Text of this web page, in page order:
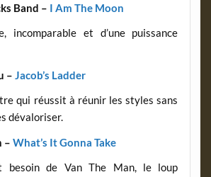
Band – I Am The Moon
incomparable et d’une puissance
– Jacob’s Ladder
qui réussit à réunir les styles sans
dévaloriser.
– What’s It Gonna Take
besoin de Van The Man, le loup